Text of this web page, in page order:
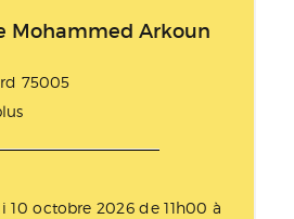
Mohammed Arkoun
75005
10 octobre 2026 de 11h00 à